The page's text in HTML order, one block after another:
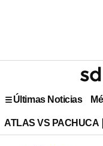
Últimas Noticias
ATLAS VS PACHUCA